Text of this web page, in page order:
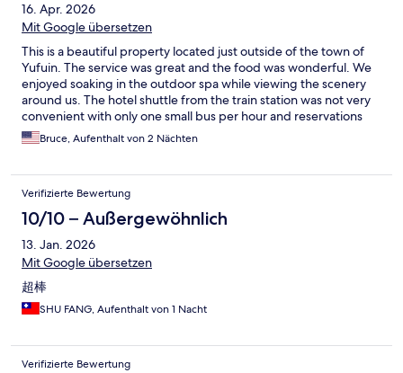
16. Apr. 2026
Mit Google übersetzen
This is a beautiful property located just outside of the town of
Yufuin. The service was great and the food was wonderful. We
enjoyed soaking in the outdoor spa while viewing the scenery
around us. The hotel shuttle from the train station was not very
convenient with only one small bus per hour and reservations
required in advance. We opted to take a taxi which was under
US$10 and very easy. We stayed two nights and spent much of
Bruce, Aufenthalt von 2 Nächten
Verifizierte Bewertung
10/10 – Außergewöhnlich
13. Jan. 2026
Mit Google übersetzen
超棒
SHU FANG, Aufenthalt von 1 Nacht
Verifizierte Bewertung